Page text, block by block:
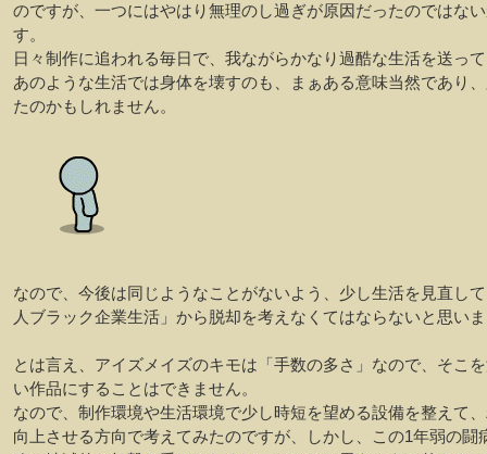
のですが、一つにはやはり無理のし過ぎが原因だったのではな
す。
日々制作に追われる毎日で、我ながらかなり過酷な生活を送っ
あのような生活では身体を壊すのも、まぁある意味当然であり
たのかもしれません。
なので、今後は同じようなことがないよう、少し生活を見直し
人ブラック企業生活」から脱却を考えなくてはならないと思い
とは言え、アイズメイズのキモは「手数の多さ」なので、そこ
い作品にすることはできません。
なので、制作環境や生活環境で少し時短を望める設備を整えて
向上させる方向で考えてみたのですが、しかし、この1年弱の闘